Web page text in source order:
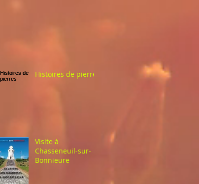
Histoires de pierres
Visite à
Chasseneuil-sur-
Bonnieure